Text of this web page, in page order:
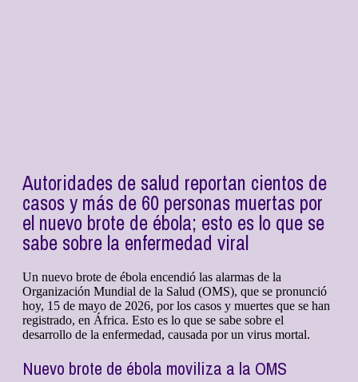
Autoridades de salud reportan cientos de
casos y más de 60 personas muertas por
el nuevo brote de ébola; esto es lo que se
sabe sobre la enfermedad viral
Un nuevo brote de ébola encendió las alarmas de la
Organización Mundial de la Salud (OMS), que se pronunció
hoy, 15 de mayo de 2026, por los casos y muertes que se han
registrado, en África. Esto es lo que se sabe sobre el
desarrollo de la enfermedad, causada por un virus mortal.
Nuevo brote de ébola moviliza a la OMS